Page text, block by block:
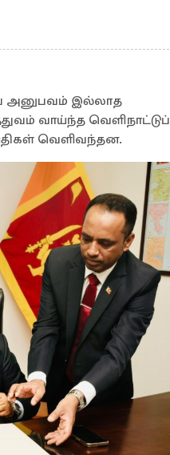
அனுபவம் இல்லாத
வாய்ந்த வெளிநாட்டுப்
வெளிவந்தன.